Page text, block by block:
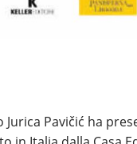
Pavičić ha